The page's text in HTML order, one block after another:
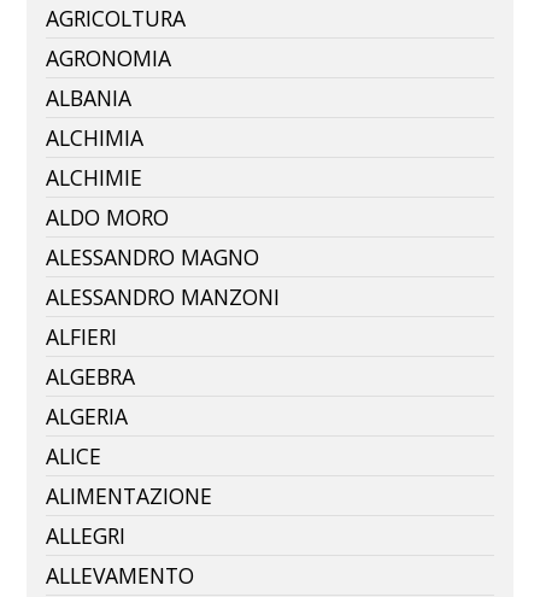
AGRICOLTURA
AGRONOMIA
ALBANIA
ALCHIMIA
ALCHIMIE
ALDO MORO
ALESSANDRO MAGNO
ALESSANDRO MANZONI
ALFIERI
ALGEBRA
ALGERIA
ALICE
ALIMENTAZIONE
ALLEGRI
ALLEVAMENTO